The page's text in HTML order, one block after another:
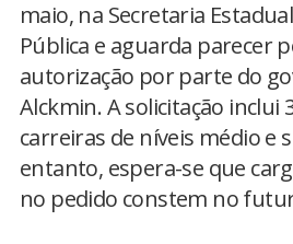
maio, na Secretaria
Pública e aguarda parecer
autorização por parte do
Alckmin. A solicitação inclui
carreiras de níveis médio e
entanto, espera-se que
no pedido constem no